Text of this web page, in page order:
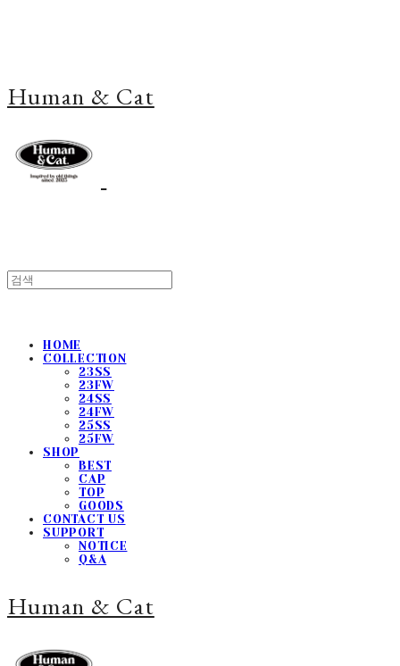
Human & Cat
HOME
COLLECTION
23SS
23FW
24SS
24FW
25SS
25FW
SHOP
BEST
CAP
TOP
GOODS
CONTACT US
SUPPORT
NOTICE
Q&A
Human & Cat